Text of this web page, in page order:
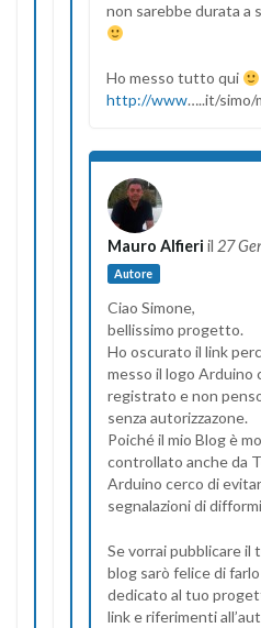
non sarebbe durata a
Ho messo tutto qui
http://www…..it/simo/
Mauro Alfieri il 27
Autore
Ciao Simone,
bellissimo progetto.
Ho oscurato il link
messo il logo Arduino
registrato e non
senza autorizzazone.
Poiché il mio Blog è
controllato anche da
Arduino cerco di
segnalazioni di
Se vorrai pubblicare
blog sarò felice di
dedicato al tuo
link e riferimenti